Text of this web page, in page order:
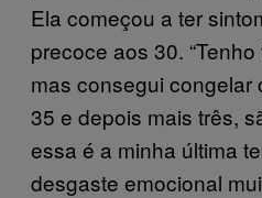
Ela começou a ter
precoce aos 30.
mas consegui congelar
35 e depois mais três,
essa é a minha última
desgaste emocional